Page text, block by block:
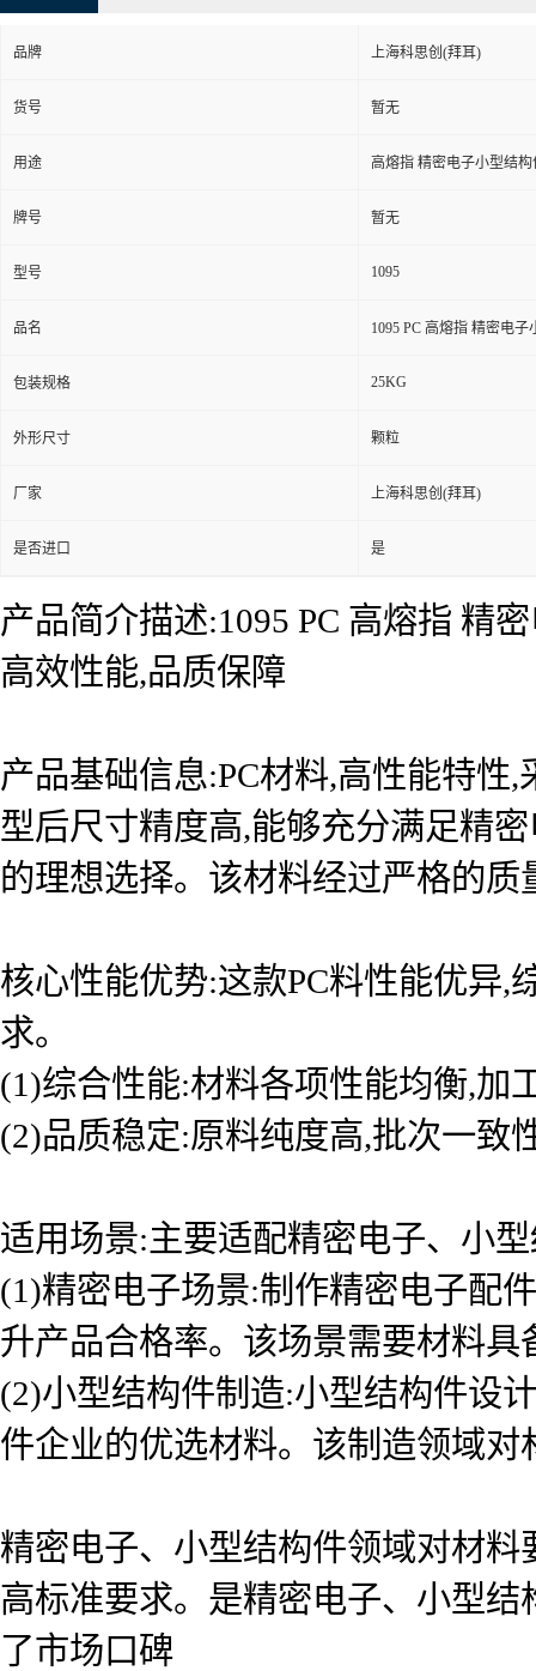
品牌 上海科思创(拜耳)
货号 暂无
用途 高熔指 精密电子小型结构
牌号 暂无
型号 1095
品名 1095 PC 高熔指 精密电
包装规格 25KG
外形尺寸 颗粒
厂家 上海科思创(拜耳)
是否进口 是
产品简介描述:1095 PC 高熔指 精
高效性能,品质保障
产品基础信息:PC材料,高性能特性
型后尺寸精度高,能够充分满足精
的理想选择。该材料经过严格的
核心性能优势:这款PC料性能优异,
求。
(1)综合性能:材料各项性能均衡,加
(2)品质稳定:原料纯度高,批次一致
适用场景:主要适配精密电子、小
(1)精密电子场景:制作精密电子配
升产品合格率。该场景需要材料
(2)小型结构件制造:小型结构件设
件企业的优选材料。该制造领域
精密电子、小型结构件领域对材
高标准要求。是精密电子、小型
了市场口碑